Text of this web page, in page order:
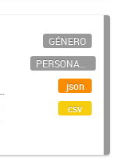
GÉNERO
PERSONAL CIENTÍFICO-TECNOLÓGICO
json
csv